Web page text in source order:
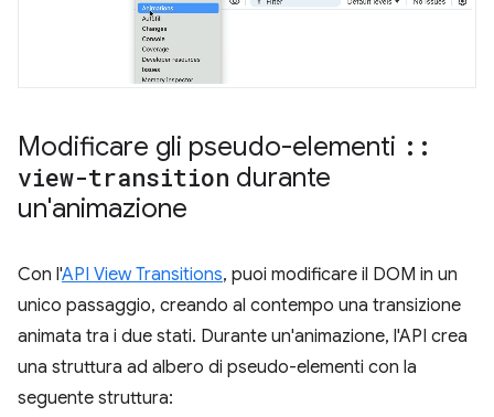
Modificare gli pseudo-elementi ::
view-transition durante
un'animazione
Con l'API View Transitions, puoi modificare il DOM in un
unico passaggio, creando al contempo una transizione
animata tra i due stati. Durante un'animazione, l'API crea
una struttura ad albero di pseudo-elementi con la
seguente struttura: